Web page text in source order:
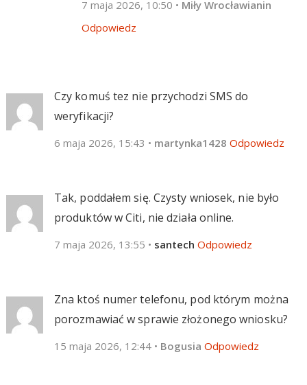
7 maja 2026, 10:50 • Miły Wrocławianin
Odpowiedz
Czy komuś tez nie przychodzi SMS do
weryfikacji?
6 maja 2026, 15:43 • martynka1428 Odpowiedz
Tak, poddałem się. Czysty wniosek, nie było
produktów w Citi, nie działa online.
7 maja 2026, 13:55 • santech Odpowiedz
Zna ktoś numer telefonu, pod którym można
porozmawiać w sprawie złożonego wniosku?
15 maja 2026, 12:44 • Bogusia Odpowiedz